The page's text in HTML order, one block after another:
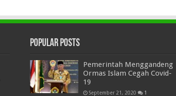
Popular Posts
Pemerintah Menggandeng
Ormas Islam Cegah Covid-
19
September 21, 2020 1